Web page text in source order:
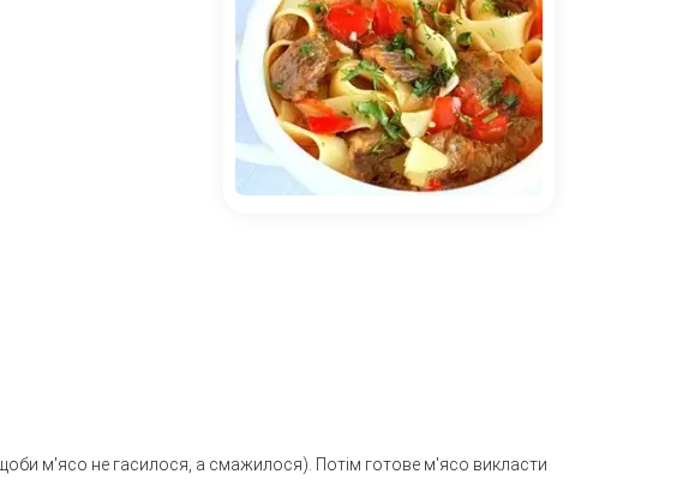
м'ясо не гасилося, а смажилося). Потім готове м'ясо викласти